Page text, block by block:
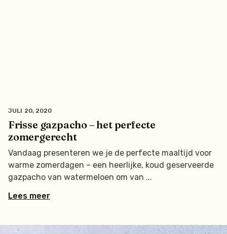
Frisse gazpacho – het perfecte
zomergerecht
JULI 20, 2020
Vandaag presenteren we je de perfecte maaltijd voor
warme zomerdagen – een heerlijke, koud geserveerde
gazpacho van watermeloen om van
Lees meer